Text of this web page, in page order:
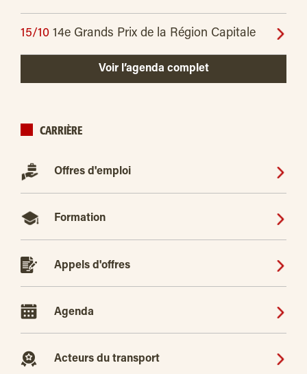
15/10 14e Grands Prix de la Région Capitale
Voir l’agenda complet
CARRIÈRE
Offres d'emploi
Formation
Appels d'offres
Agenda
Acteurs du transport